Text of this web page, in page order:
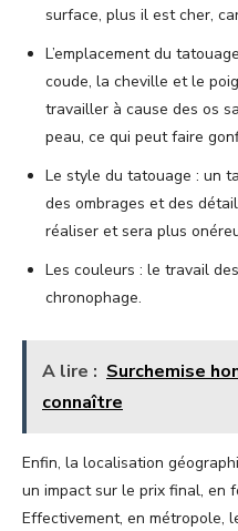
surface, plus il est cher,
L’emplacement du
coude, la cheville et le
travailler à cause des os
peau, ce qui peut faire
Le style du tatouage : un
des ombrages et des
réaliser et sera plus
Les couleurs : le travail
chronophage.
A lire : Surchemise
connaître
Enfin, la localisation
un impact sur le prix final, en
Effectivement, en métropole,